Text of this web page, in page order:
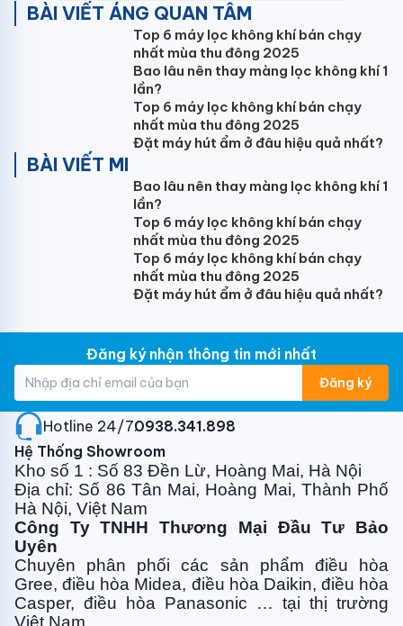
Dàn lạnh âm trần cassette với cấu trúc quạt tối ưu và
bổ sung lớp đệm mút chống ồn, giúp giảm độ ồn, phù
hợp với các không gian thương mại như nhà hàng, văn
phòng, cửa hàng vừa và nhỏ.
BÀI VIẾT ÁNG QUAN TÂM
Top 6 máy lọc không khí bán chạy
nhất mùa thu đông 2025
Bao lâu nên thay màng lọc không khí 1
lần?
Top 6 máy lọc không khí bán chạy
nhất mùa thu đông 2025
Đặt máy hút ẩm ở đâu hiệu quả nhất?
BÀI VIẾT MI
Bao lâu nên thay màng lọc không khí 1
lần?
Top 6 máy lọc không khí bán chạy
nhất mùa thu đông 2025
Top 6 máy lọc không khí bán chạy
nhất mùa thu đông 2025
Đặt máy hút ẩm ở đâu hiệu quả nhất?
Đăng ký nhận thông tin mới nhất
Đăng ký
Hotline 24/7:0938.341.898
Hệ Thống Showroom
Kho số 1 : Số 83 Đền Lừ, Hoàng Mai, Hà Nội
Địa chỉ: Số 86 Tân Mai, Hoàng Mai, Thành Phố
Hà Nội, Việt Nam
Công Ty TNHH Thương Mại Đầu Tư Bảo
Uyên
Chuyên phân phối các sản phẩm điều hòa
Gree, điều hòa Midea, điều hòa Daikin, điều hòa
Casper, điều hòa Panasonic … tại thị trường
Việt Nam.